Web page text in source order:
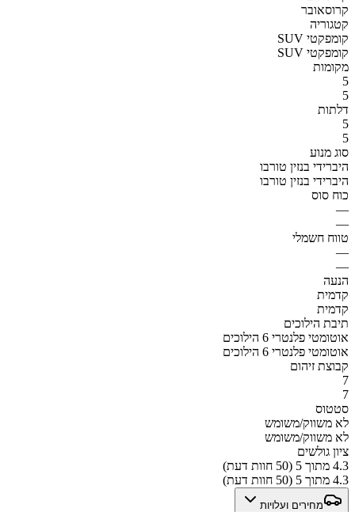
קרוסאובר
קטגוריה
SUV קומפקטי
SUV קומפקטי
מקומות
5
5
דלתות
5
5
סוג מנוע
היברידי בנזין טורבו
היברידי בנזין טורבו
כוח סוס
—
—
טווח חשמלי
—
—
הנעה
קדמית
קדמית
תיבת הילוכים
אוטומטי פלנטרי 6 הילוכים
אוטומטי פלנטרי 6 הילוכים
קבוצת זיהום
7
7
סטטוס
לא משווק/משומש
לא משווק/משומש
ציון גולשים
4.3 מתוך 5 (50 חוות דעת)
4.3 מתוך 5 (50 חוות דעת)
מחירים ועלויות